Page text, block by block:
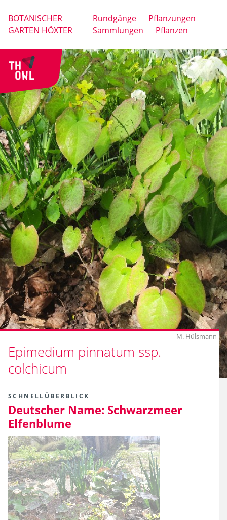
BOTANISCHER
GARTEN HÖXTER
Rundgänge
Pflanzungen
Sammlungen
Pflanzen
Epimedium pinnatum ssp.
colchicum
M. Hülsmann
SCHNELLÜBERBLICK
Deutscher Name: Schwarzmeer
Elfenblume